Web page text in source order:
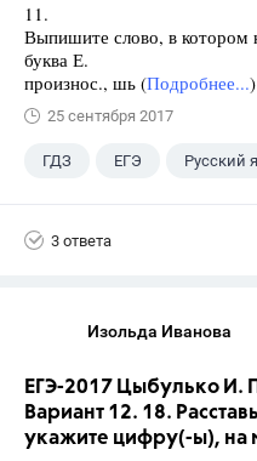
11.
Выпишите слово, в котором
буква Е.
произнос., шь (Подробнее...)
25 сентября 2017
ГДЗ ЕГЭ Русский
3 ответа
Изольда Иванова
ЕГЭ-2017 Цыбулько И.
Вариант 12. 18.
укажите цифру(-ы), на